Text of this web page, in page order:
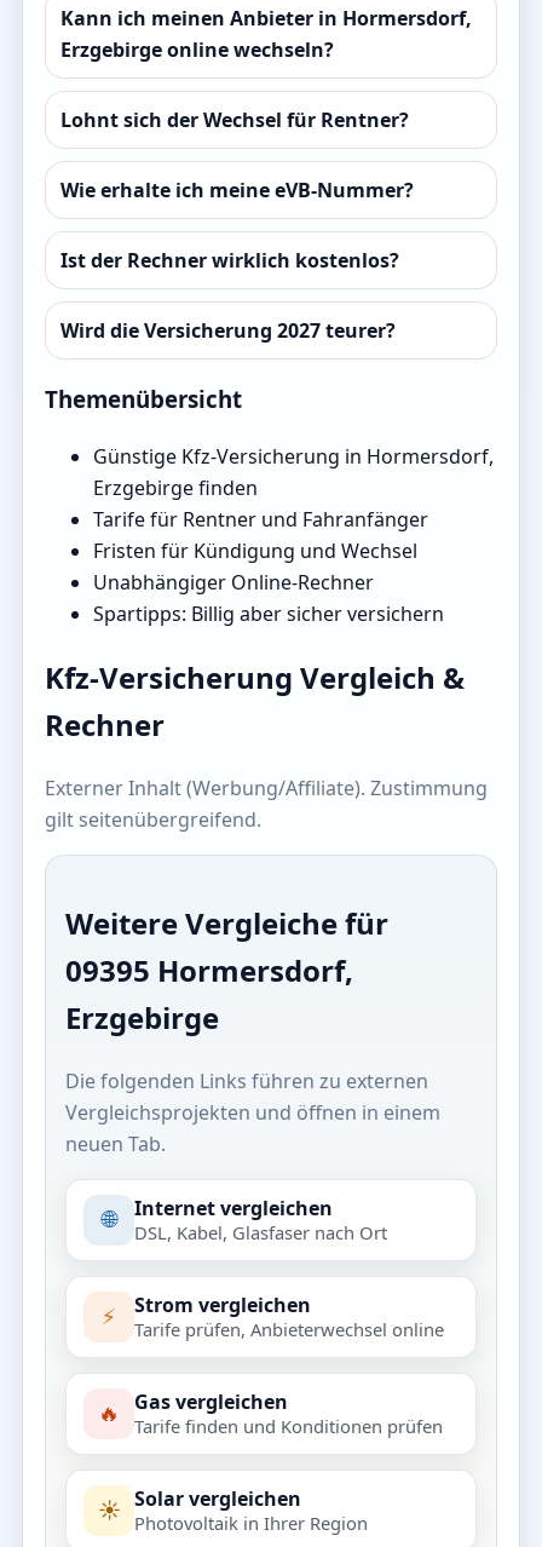
Kann ich meinen Anbieter in Hormersdorf,
Erzgebirge online wechseln?
Lohnt sich der Wechsel für Rentner?
Wie erhalte ich meine eVB-Nummer?
Ist der Rechner wirklich kostenlos?
Wird die Versicherung 2027 teurer?
Themenübersicht
Günstige Kfz-Versicherung in Hormersdorf,
Erzgebirge finden
Tarife für Rentner und Fahranfänger
Fristen für Kündigung und Wechsel
Unabhängiger Online-Rechner
Spartipps: Billig aber sicher versichern
Kfz-Versicherung Vergleich &
Rechner
Externer Inhalt (Werbung/Affiliate). Zustimmung
gilt seitenübergreifend.
Weitere Vergleiche für
09395 Hormersdorf,
Erzgebirge
Die folgenden Links führen zu externen
Vergleichsprojekten und öffnen in einem
neuen Tab.
🌐 Internet vergleichen
DSL, Kabel, Glasfaser nach Ort
⚡ Strom vergleichen
Tarife prüfen, Anbieterwechsel online
🔥 Gas vergleichen
Tarife finden und Konditionen prüfen
☀️ Solar vergleichen
Photovoltaik in Ihrer Region